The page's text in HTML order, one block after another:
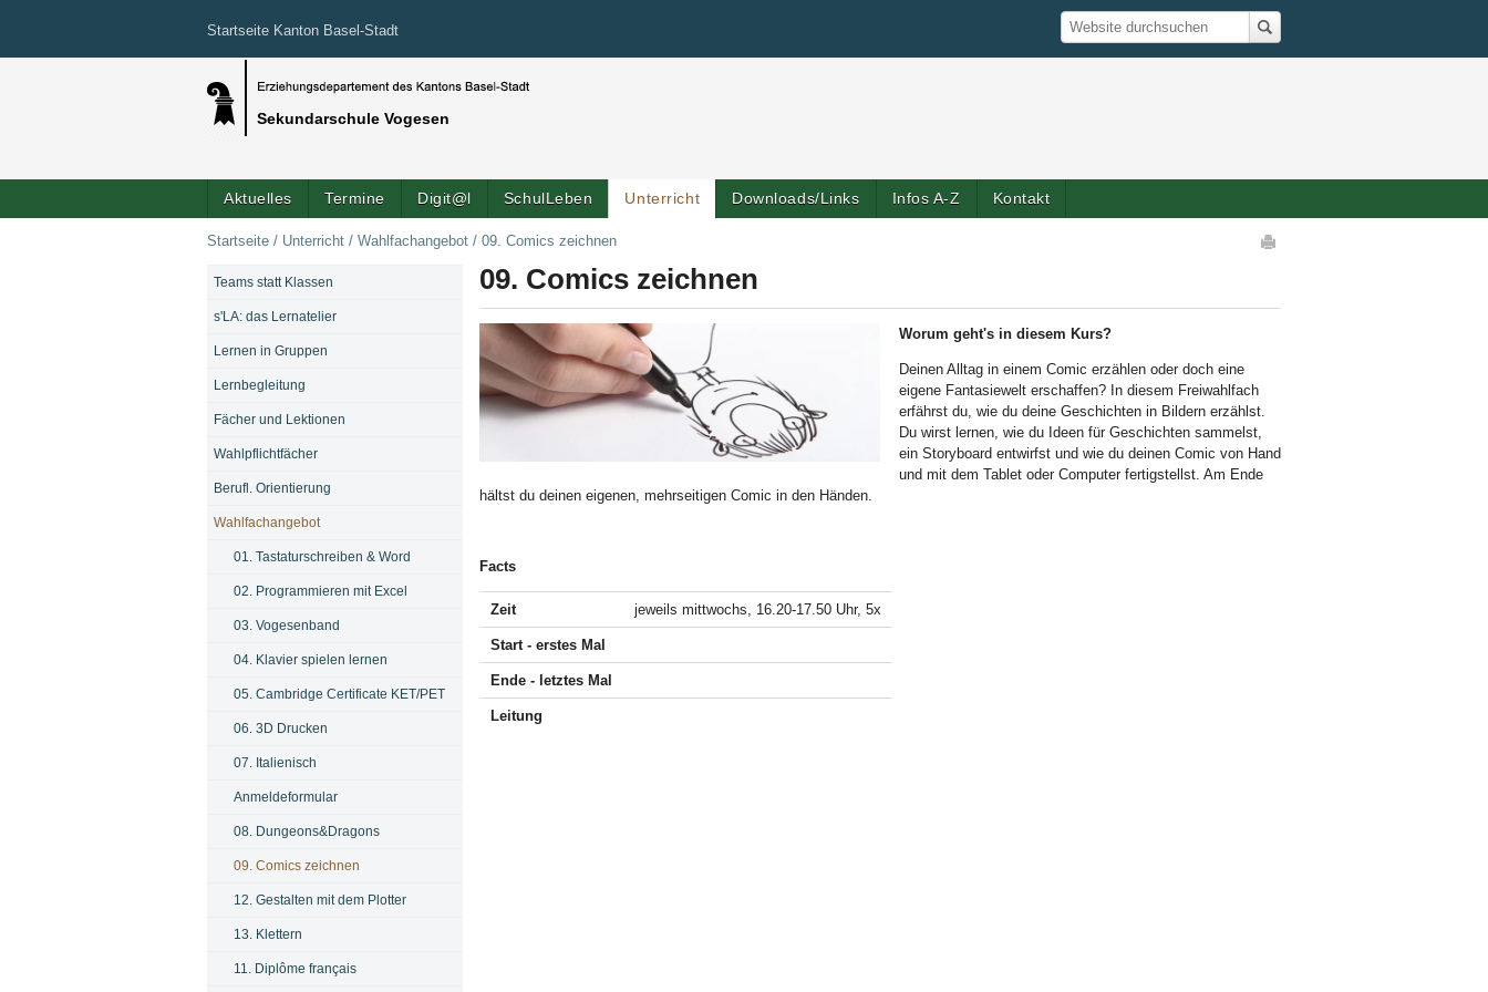
Startseite Kanton Basel-Stadt
Sekundarschule Vogesen
Suche
Website durchsuchen
Aktuelles Termine Digit@l SchulLeben Unterricht Downloads/Links Infos A-Z Kontakt
Startseite / Unterricht / Wahlfachangebot / 09. Comics zeichnen
09. Comics zeichnen
Worum geht's in diesem Kurs?
Deinen Alltag in einem Comic erzählen oder doch eine
eigene Fantasiewelt erschaffen? In diesem Freiwahlfach
erfährst du, wie du deine Geschichten in Bildern erzählst.
Du wirst lernen, wie du Ideen für Geschichten sammelst,
ein Storyboard entwirfst und wie du deinen Comic von Hand
und mit dem Tablet oder Computer fertigstellst. Am Ende
hältst du deinen eigenen, mehrseitigen Comic in den Händen.
Facts
Zeit jeweils mittwochs, 16.20-17.50 Uhr, 5x
Start - erstes Mal
Ende - letztes Mal
Leitung
NAVIGATION
Teams statt Klassen
s'LA: das Lernatelier
Lernen in Gruppen
Lernbegleitung
Fächer und Lektionen
Wahlpflichtfächer
Berufl. Orientierung
Wahlfachangebot
01. Tastaturschreiben & Word
02. Programmieren mit Excel
03. Vogesenband
04. Klavier spielen lernen
05. Cambridge Certificate KET/PET
06. 3D Drucken
07. Italienisch
Anmeldeformular
08. Dungeons&Dragons
09. Comics zeichnen
12. Gestalten mit dem Plotter
13. Klettern
11. Diplôme français